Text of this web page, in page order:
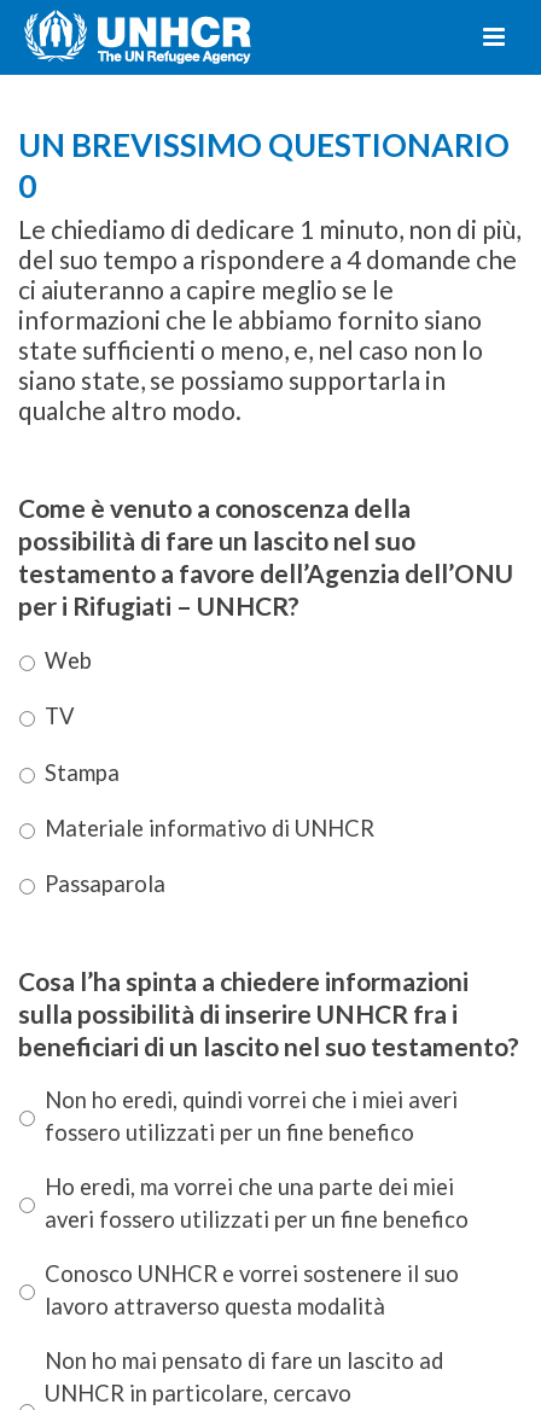
UN BREVISSIMO QUESTIONARIO
0
Le chiediamo di dedicare 1 minuto, non di più,
del suo tempo a rispondere a 4 domande che
ci aiuteranno a capire meglio se le
informazioni che le abbiamo fornito siano
state sufficienti o meno, e, nel caso non lo
siano state, se possiamo supportarla in
qualche altro modo.
Come è venuto a conoscenza della
possibilità di fare un lascito nel suo
testamento a favore dell’Agenzia dell’ONU
per i Rifugiati – UNHCR?
Web
TV
Stampa
Materiale informativo di UNHCR
Passaparola
Cosa l’ha spinta a chiedere informazioni
sulla possibilità di inserire UNHCR fra i
beneficiari di un lascito nel suo testamento?
Non ho eredi, quindi vorrei che i miei averi
fossero utilizzati per un fine benefico
Ho eredi, ma vorrei che una parte dei miei
averi fossero utilizzati per un fine benefico
Conosco UNHCR e vorrei sostenere il suo
lavoro attraverso questa modalità
Non ho mai pensato di fare un lascito ad
UNHCR in particolare, cercavo